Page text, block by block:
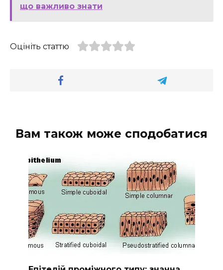
що важливо знати
Оцініть статтю
Вам також може сподобатися